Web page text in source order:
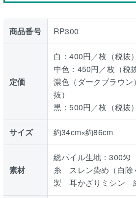
商品番号 RP300
定価
白：400円／枚（税抜）
中色：450円／枚（税抜
濃色（ダークブラウ
抜）
黒：500円／枚（税抜）
サイズ 約34cm×約86cm
素材
総パイル生地：300
糸 スレン染め（白
製 耳かざりミシン